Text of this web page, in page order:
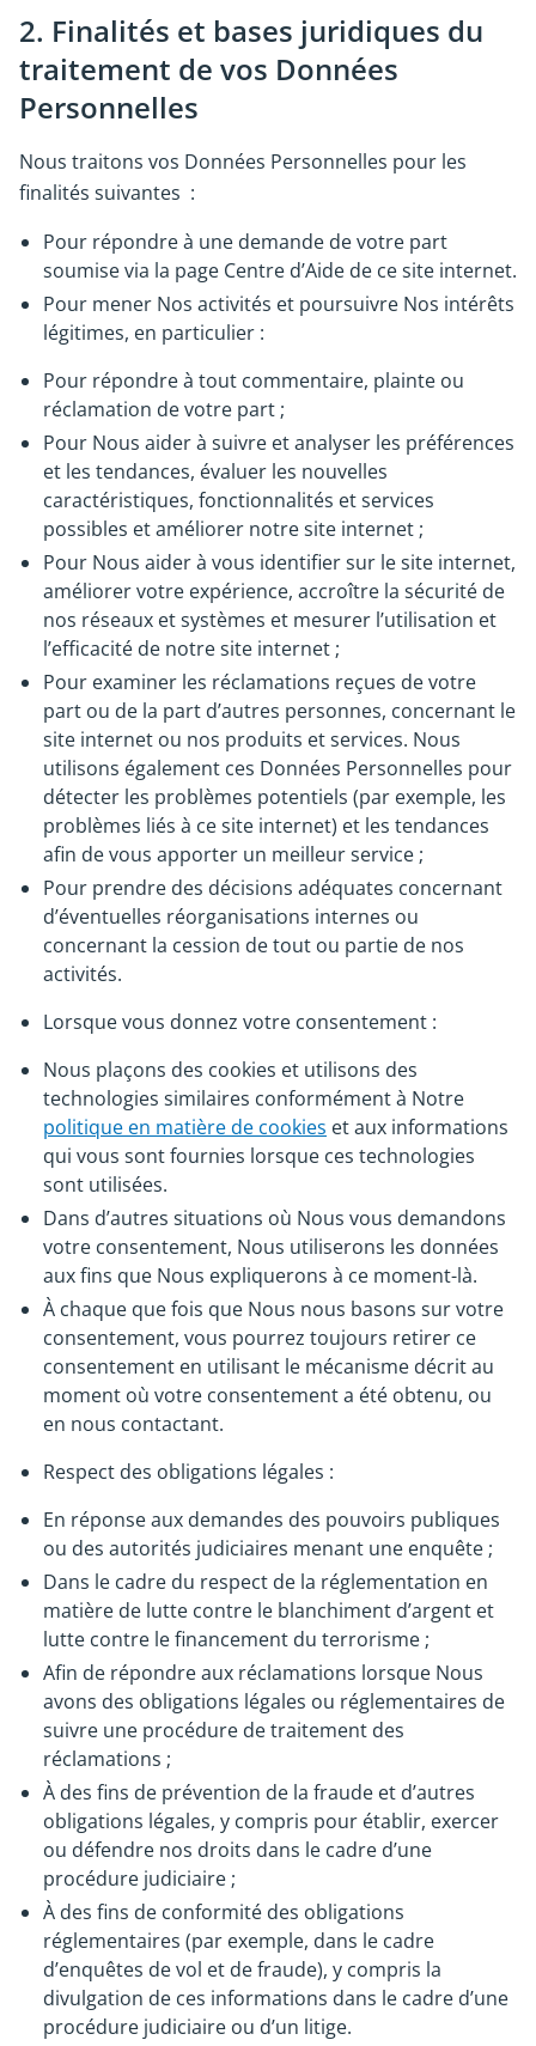
2. Finalités et bases juridiques du
traitement de vos Données
Personnelles
Nous traitons vos Données Personnelles pour les
finalités suivantes :
Pour répondre à une demande de votre part
soumise via la page Centre d’Aide de ce site internet.
Pour mener Nos activités et poursuivre Nos intérêts
légitimes, en particulier :
Pour répondre à tout commentaire, plainte ou
réclamation de votre part ;
Pour Nous aider à suivre et analyser les préférences
et les tendances, évaluer les nouvelles
caractéristiques, fonctionnalités et services
possibles et améliorer notre site internet ;
Pour Nous aider à vous identifier sur le site internet,
améliorer votre expérience, accroître la sécurité de
nos réseaux et systèmes et mesurer l’utilisation et
l’efficacité de notre site internet ;
Pour examiner les réclamations reçues de votre
part ou de la part d’autres personnes, concernant le
site internet ou nos produits et services. Nous
utilisons également ces Données Personnelles pour
détecter les problèmes potentiels (par exemple, les
problèmes liés à ce site internet) et les tendances
afin de vous apporter un meilleur service ;
Pour prendre des décisions adéquates concernant
d’éventuelles réorganisations internes ou
concernant la cession de tout ou partie de nos
activités.
Lorsque vous donnez votre consentement :
Nous plaçons des cookies et utilisons des
technologies similaires conformément à Notre
politique en matière de cookies et aux informations
qui vous sont fournies lorsque ces technologies
sont utilisées.
Dans d’autres situations où Nous vous demandons
votre consentement, Nous utiliserons les données
aux fins que Nous expliquerons à ce moment-là.
À chaque que fois que Nous nous basons sur votre
consentement, vous pourrez toujours retirer ce
consentement en utilisant le mécanisme décrit au
moment où votre consentement a été obtenu, ou
en nous contactant.
Respect des obligations légales :
En réponse aux demandes des pouvoirs publiques
ou des autorités judiciaires menant une enquête ;
Dans le cadre du respect de la réglementation en
matière de lutte contre le blanchiment d’argent et
lutte contre le financement du terrorisme ;
Afin de répondre aux réclamations lorsque Nous
avons des obligations légales ou réglementaires de
suivre une procédure de traitement des
réclamations ;
À des fins de prévention de la fraude et d’autres
obligations légales, y compris pour établir, exercer
ou défendre nos droits dans le cadre d’une
procédure judiciaire ;
À des fins de conformité des obligations
réglementaires (par exemple, dans le cadre
d’enquêtes de vol et de fraude), y compris la
divulgation de ces informations dans le cadre d’une
procédure judiciaire ou d’un litige.